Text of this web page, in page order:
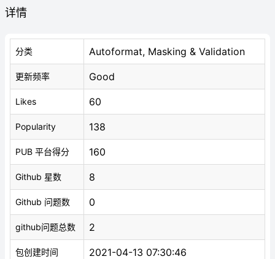
详情
分类 Autoformat, Masking & Validation
更新频率 Good
Likes 60
Popularity 138
PUB 平台得分 160
Github 星数 8
Github 问题数 0
github问题总数 2
包创建时间 2021-04-13 07:30:46